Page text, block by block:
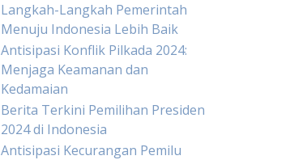
Langkah-Langkah Pemerintah
Menuju Indonesia Lebih Baik
Antisipasi Konflik Pilkada 2024:
Menjaga Keamanan dan
Kedamaian
Berita Terkini Pemilihan Presiden
2024 di Indonesia
Antisipasi Kecurangan Pemilu